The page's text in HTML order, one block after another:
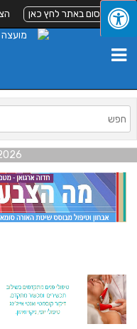
לפרסום באתר לחץ כאן
18:03